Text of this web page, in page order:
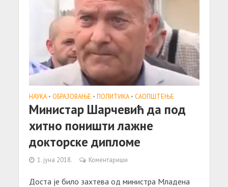
НАУКА • ОБРАЗОВАЊЕ • ПОЛИТИКА • САОПШТЕЊE
Министар Шарчевић да под
хитно поништи лажне
докторске дипломе
1. јуна 2018. Коментариши
Доста је било захтева од министра Младена